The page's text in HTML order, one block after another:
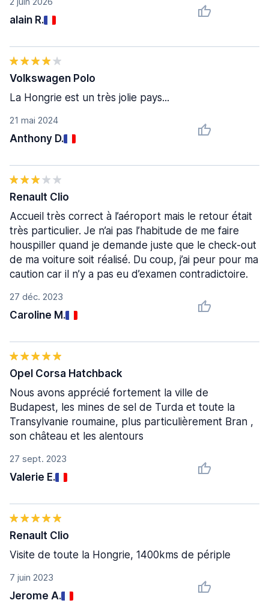
alain R.
21 mai 2024
Anthony D.
Volkswagen Polo
La Hongrie est un très jolie pays...
27 déc. 2023
Caroline M.
Renault Clio
Accueil très correct à l’aéroport mais le retour était
très particulier. Je n’ai pas l’habitude de me faire
houspiller quand je demande juste que le check-out
de ma voiture soit réalisé. Du coup, j’ai peur pour ma
caution car il n’y a pas eu d’examen contradictoire.
27 sept. 2023
Valerie E.
Opel Corsa Hatchback
Nous avons apprécié fortement la ville de
Budapest, les mines de sel de Turda et toute la
Transylvanie roumaine, plus particulièrement Bran ,
son château et les alentours
7 juin 2023
Jerome A.
Renault Clio
Visite de toute la Hongrie, 1400kms de périple